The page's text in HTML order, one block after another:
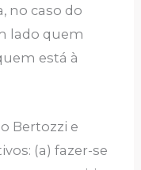
no caso do
lado quem
está à
Bertozzi e
(a) fazer-se